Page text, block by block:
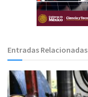
Entradas Relacionadas